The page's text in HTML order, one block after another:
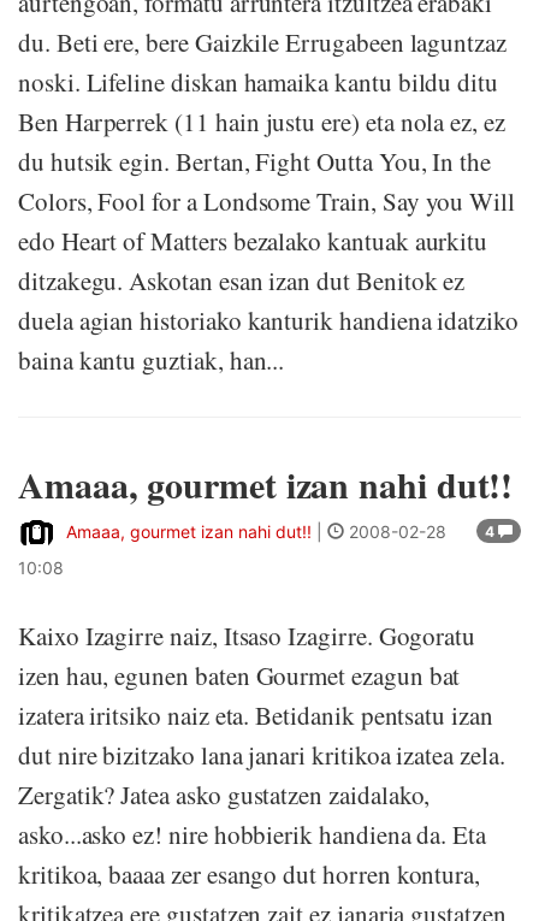
du. Beti ere, bere Gaizkile Errugabeen laguntzaz
noski. Lifeline diskan hamaika kantu bildu ditu
Ben Harperrek (11 hain justu ere) eta nola ez, ez
du hutsik egin. Bertan, Fight Outta You, In the
Colors, Fool for a Londsome Train, Say you Will
edo Heart of Matters bezalako kantuak aurkitu
ditzakegu. Askotan esan izan dut Benitok ez
duela agian historiako kanturik handiena idatziko
baina kantu guztiak, han...
Amaaa, gourmet izan nahi dut!!
4
Amaaa, gourmet izan nahi dut!!
2008-02-28
10:08
Kaixo Izagirre naiz, Itsaso Izagirre. Gogoratu
izen hau, egunen baten Gourmet ezagun bat
izatera iritsiko naiz eta. Betidanik pentsatu izan
dut nire bizitzako lana janari kritikoa izatea zela.
Zergatik? Jatea asko gustatzen zaidalako,
asko...asko ez! nire hobbierik handiena da. Eta
kritikoa, baaaa zer esango dut horren kontura,
kritikatzea ere gustatzen zait ez janaria gustatzen